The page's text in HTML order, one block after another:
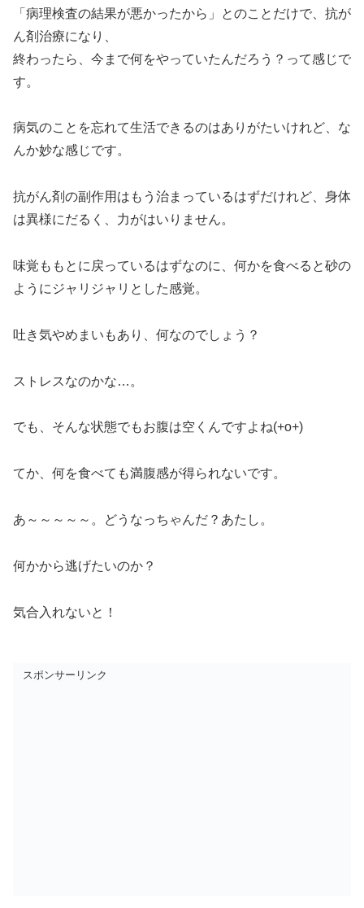
「病理検査の結果が悪かったから」とのことだけで、抗が
ん剤治療になり、
終わったら、今まで何をやっていたんだろう？って感じで
す。
病気のことを忘れて生活できるのはありがたいけれど、な
んか妙な感じです。
抗がん剤の副作用はもう治まっているはずだけれど、身体
は異様にだるく、力がはいりません。
味覚ももとに戻っているはずなのに、何かを食べると砂の
ようにジャリジャリとした感覚。
吐き気やめまいもあり、何なのでしょう？
ストレスなのかな…。
でも、そんな状態でもお腹は空くんですよね(+o+)
てか、何を食べても満腹感が得られないです。
あ～～～～～。どうなっちゃんだ？あたし。
何かから逃げたいのか？
気合入れないと！
スポンサーリンク